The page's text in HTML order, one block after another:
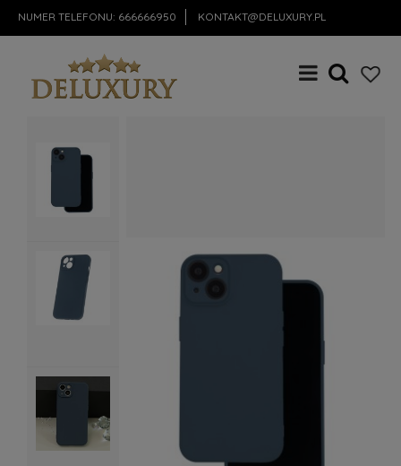
NUMER TELEFONU: 666666950 KONTAKT@DELUXURY.PL